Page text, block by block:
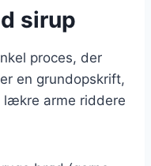
sirup
proces, der
en grundopskrift,
lækre arme riddere